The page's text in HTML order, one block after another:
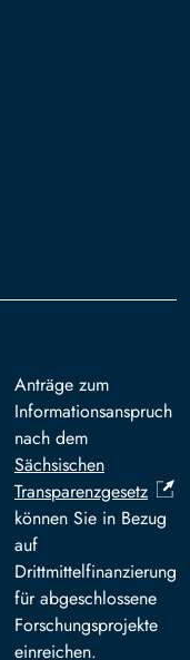
Anträge zum
Informationsanspruch
nach dem
Sächsischen
Transparenzgesetz
können Sie in Bezug
auf
Drittmittelfinanzierung
für abgeschlossene
Forschungsprojekte
einreichen.